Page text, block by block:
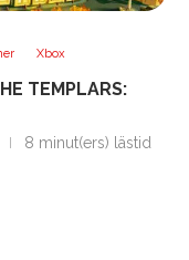
Xbox
TEMPLARS:
8 minut(ers) lästid